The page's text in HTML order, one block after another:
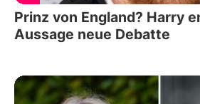
Prinz von England? Harry
Aussage neue Debatte